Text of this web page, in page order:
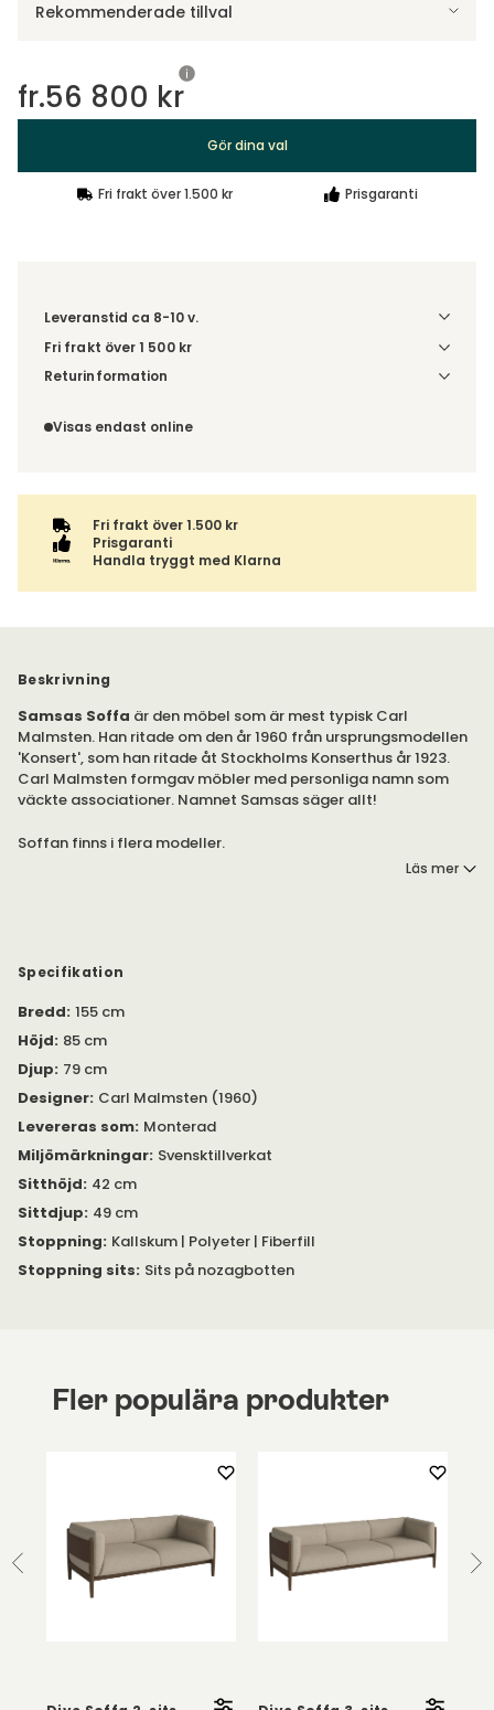
Rekommenderade tillval
fr.56 800 kr
Gör dina val
Fri frakt över 1.500 kr Prisgaranti
Leveranstid ca 8-10 v.
Fri frakt över 1 500 kr
Välj utförande via 'Gör dina val' för fraktinformation på din
Returinformation
inte av ångerrätten.
Visas endast online
Fri frakt över 1.500 kr
Prisgaranti
Handla tryggt med Klarna
Beskrivning
Samsas Soffa är den möbel som är mest typisk Carl
Malmsten. Han ritade om den år 1960 från ursprungsmodellen
'Konsert', som han ritade åt Stockholms Konserthus år 1923.
Carl Malmsten formgav möbler med personliga namn som
väckte associationer. Namnet Samsas säger allt!
Soffan finns i flera modeller.
av kallskum, polyeter och fiberfill. Benen är tillverkade i ek. De
kan höjas med upp till 5 centimeter.
Hos oss hittar du bland annat tyget Varese från Designers
Guild. Du är varmt välkommen att kontakta oss om du behöver
hjälp med att välja tyg eller läder.
Läs mer
Specifikation
Bredd: 155 cm
Höjd: 85 cm
Djup: 79 cm
Designer: Carl Malmsten (1960)
Levereras som: Monterad
Miljömärkningar: Svensktillverkat
Sitthöjd: 42 cm
Sittdjup: 49 cm
Stoppning: Kallskum | Polyeter | Fiberfill
Stoppning sits: Sits på nozagbotten
Fler populära produkter